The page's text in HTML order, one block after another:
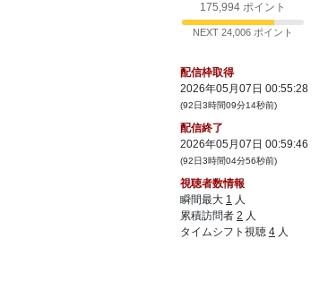
175,994 ポイント
NEXT 24,006 ポイント
配信枠取得
2026年05月07日 00:55:28
(92日3時間09分14秒前)
配信終了
2026年05月07日 00:59:46
(92日3時間04分56秒前)
視聴者数情報
瞬間最大 1 人
累積訪問者 2 人
タイムシフト視聴 4 人